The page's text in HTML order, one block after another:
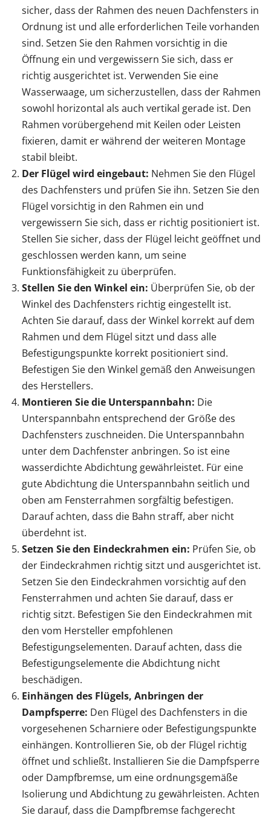
sicher, dass der Rahmen des neuen Dachfensters in
Ordnung ist und alle erforderlichen Teile vorhanden
sind. Setzen Sie den Rahmen vorsichtig in die
Öffnung ein und vergewissern Sie sich, dass er
richtig ausgerichtet ist. Verwenden Sie eine
Wasserwaage, um sicherzustellen, dass der Rahmen
sowohl horizontal als auch vertikal gerade ist. Den
Rahmen vorübergehend mit Keilen oder Leisten
fixieren, damit er während der weiteren Montage
stabil bleibt.
Der Flügel wird eingebaut: Nehmen Sie den Flügel
des Dachfensters und prüfen Sie ihn. Setzen Sie den
Flügel vorsichtig in den Rahmen ein und
vergewissern Sie sich, dass er richtig positioniert ist.
Stellen Sie sicher, dass der Flügel leicht geöffnet und
geschlossen werden kann, um seine
Funktionsfähigkeit zu überprüfen.
Stellen Sie den Winkel ein: Überprüfen Sie, ob der
Winkel des Dachfensters richtig eingestellt ist.
Achten Sie darauf, dass der Winkel korrekt auf dem
Rahmen und dem Flügel sitzt und dass alle
Befestigungspunkte korrekt positioniert sind.
Befestigen Sie den Winkel gemäß den Anweisungen
des Herstellers.
Montieren Sie die Unterspannbahn: Die
Unterspannbahn entsprechend der Größe des
Dachfensters zuschneiden. Die Unterspannbahn
unter dem Dachfenster anbringen. So ist eine
wasserdichte Abdichtung gewährleistet. Für eine
gute Abdichtung die Unterspannbahn seitlich und
oben am Fensterrahmen sorgfältig befestigen.
Darauf achten, dass die Bahn straff, aber nicht
überdehnt ist.
Setzen Sie den Eindeckrahmen ein: Prüfen Sie, ob
der Eindeckrahmen richtig sitzt und ausgerichtet ist.
Setzen Sie den Eindeckrahmen vorsichtig auf den
Fensterrahmen und achten Sie darauf, dass er
richtig sitzt. Befestigen Sie den Eindeckrahmen mit
den vom Hersteller empfohlenen
Befestigungselementen. Darauf achten, dass die
Befestigungselemente die Abdichtung nicht
beschädigen.
Einhängen des Flügels, Anbringen der
Dampfsperre: Den Flügel des Dachfensters in die
vorgesehenen Scharniere oder Befestigungspunkte
einhängen. Kontrollieren Sie, ob der Flügel richtig
öffnet und schließt. Installieren Sie die Dampfsperre
oder Dampfbremse, um eine ordnungsgemäße
Isolierung und Abdichtung zu gewährleisten. Achten
Sie darauf, dass die Dampfbremse fachgerecht